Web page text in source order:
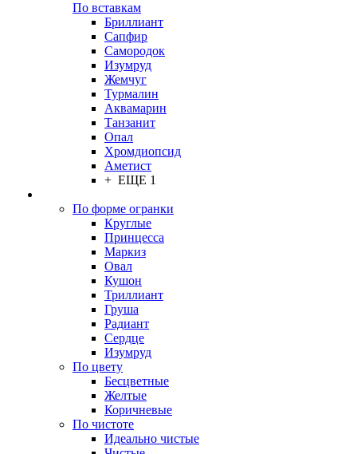
По вставкам
Бриллиант
Сапфир
Самородок
Изумруд
Жемчуг
Турмалин
Аквамарин
Танзанит
Опал
Хромдиопсид
Аметист
+ ЕЩЕ 1
По форме огранки
Круглые
Принцесса
Маркиз
Овал
Кушон
Триллиант
Груша
Радиант
Сердце
Изумруд
По цвету
Бесцветные
Желтые
Коричневые
По чистоте
Идеально чистые